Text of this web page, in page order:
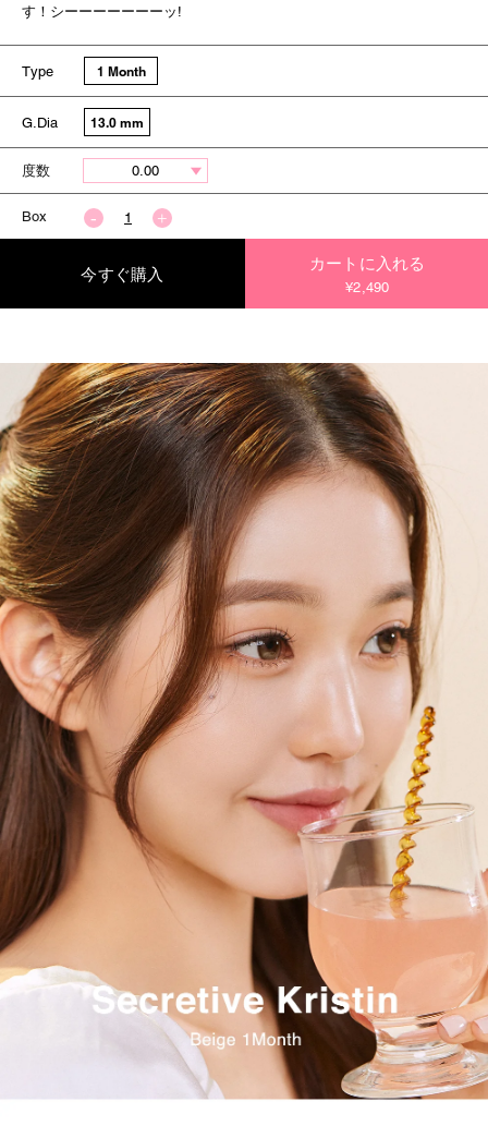
す！シーーーーーーーッ!
Type 1 Month
G.Dia 13.0 mm
度数
Box
今すぐ購入
カートに入れる
¥2,490